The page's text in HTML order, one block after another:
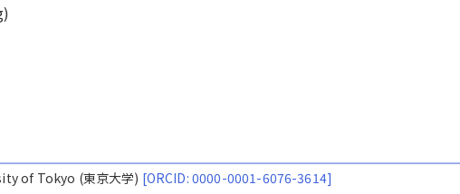
of Tokyo (東京大学) [ORCID: 0000-0001-6076-3614]